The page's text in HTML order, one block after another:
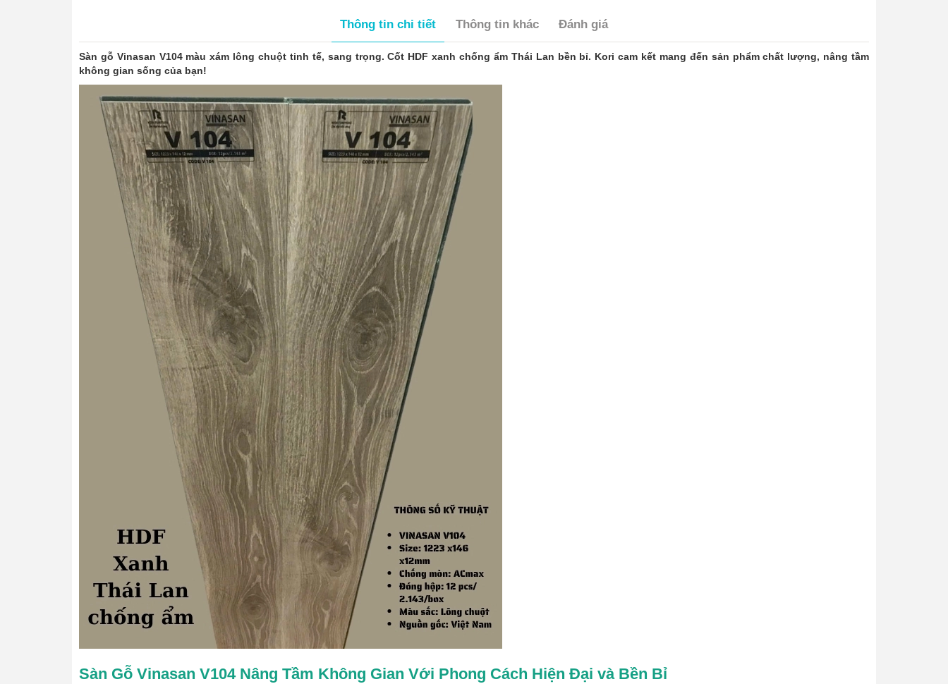
Thông tin chi tiết Thông tin khác Đánh giá
Sàn gỗ Vinasan V104 màu xám lông chuột tinh tế, sang trọng. Cốt HDF xanh chống ẩm Thái Lan bền bỉ. Kori cam kết mang đến sản phẩm chất lượng, nâng tầm
không gian sống của bạn!
Sàn Gỗ Vinasan V104 Nâng Tầm Không Gian Với Phong Cách Hiện Đại và Bền Bỉ